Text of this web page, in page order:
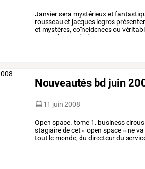
Janviersera mystérieuxet
rousseau et jacques legros
et mystères, coïncidencesou
le monde (et
Nouveautés bd juin
11 juin 2008
Open space. tome 1. businesscircus
stagiairedecet « open space » neva
tout le monde, du directeurdu